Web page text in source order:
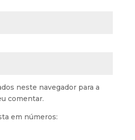
neste navegador para a
comentar.
em números: